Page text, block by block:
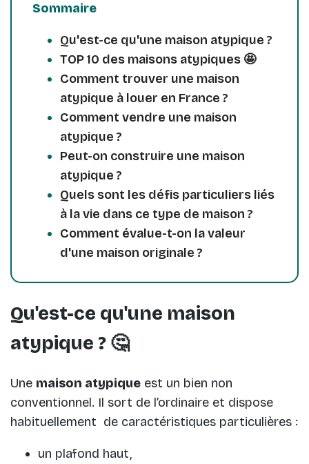
Sommaire
Qu'est-ce qu'une maison atypique ?
TOP 10 des maisons atypiques 🤩
Comment trouver une maison
atypique à louer en France ?
Comment vendre une maison
atypique ?
Peut-on construire une maison
atypique ?
Quels sont les défis particuliers liés
à la vie dans ce type de maison ?
Comment évalue-t-on la valeur
d'une maison originale ?
Qu'est-ce qu'une maison
atypique ? 🤔
Une maison atypique est un bien non
conventionnel. Il sort de l’ordinaire et dispose
habituellement de caractéristiques particulières :
un plafond haut,